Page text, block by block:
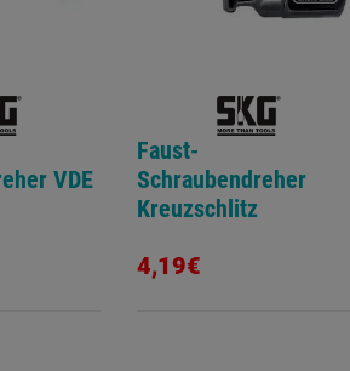
VDE
Faust-
Schraubendreher
Kreuzschlitz
4,19€